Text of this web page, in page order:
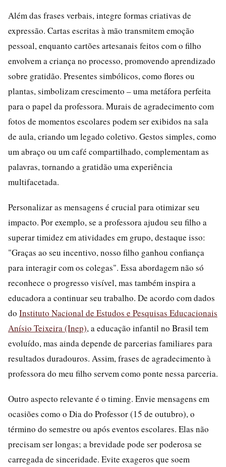
Além das frases verbais, integre formas criativas de
expressão. Cartas escritas à mão transmitem emoção
pessoal, enquanto cartões artesanais feitos com o filho
envolvem a criança no processo, promovendo aprendizado
sobre gratidão. Presentes simbólicos, como flores ou
plantas, simbolizam crescimento – uma metáfora perfeita
para o papel da professora. Murais de agradecimento com
fotos de momentos escolares podem ser exibidos na sala
de aula, criando um legado coletivo. Gestos simples, como
um abraço ou um café compartilhado, complementam as
palavras, tornando a gratidão uma experiência
multifacetada.
Personalizar as mensagens é crucial para otimizar seu
impacto. Por exemplo, se a professora ajudou seu filho a
superar timidez em atividades em grupo, destaque isso:
"Graças ao seu incentivo, nosso filho ganhou confiança
para interagir com os colegas". Essa abordagem não só
reconhece o progresso visível, mas também inspira a
educadora a continuar seu trabalho. De acordo com dados
do Instituto Nacional de Estudos e Pesquisas Educacionais
Anísio Teixeira (Inep), a educação infantil no Brasil tem
evoluído, mas ainda depende de parcerias familiares para
resultados duradouros. Assim, frases de agradecimento à
professora do meu filho servem como ponte nessa parceria.
Outro aspecto relevante é o timing. Envie mensagens em
ocasiões como o Dia do Professor (15 de outubro), o
término do semestre ou após eventos escolares. Elas não
precisam ser longas; a brevidade pode ser poderosa se
carregada de sinceridade. Evite exageros que soem